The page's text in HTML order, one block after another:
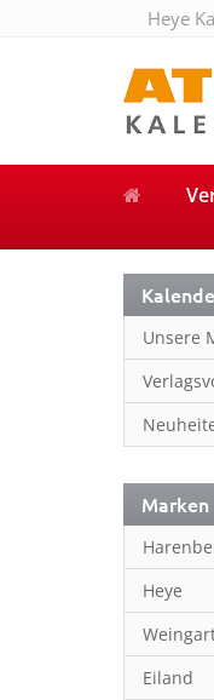
Heye
Unsere
Marken
Heye
Eiland